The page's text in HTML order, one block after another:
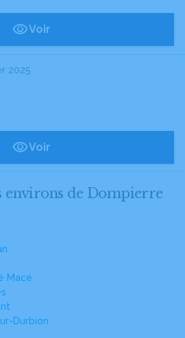
Voir
2025
Voir
environs de Dompierre
Macé
Durbion